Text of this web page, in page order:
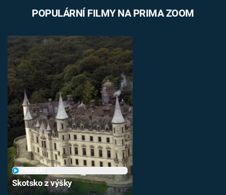
POPULÁRNÍ FILMY NA PRIMA ZOOM
Skotsko z výšky